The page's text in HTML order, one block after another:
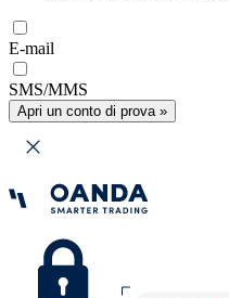
E-mail
SMS/MMS
Apri un conto di prova »